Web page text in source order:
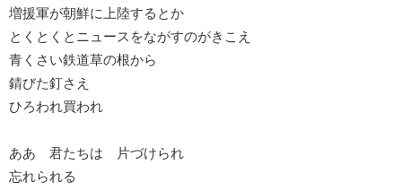
増援軍が朝鮮に上陸するとか
とくとくとニュースをながすのがきこえ
青くさい鉄道草の根から
錆びた釘さえ
ひろわれ買われ
ああ 君たちは 片づけられ
忘れられる